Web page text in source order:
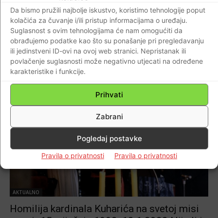
Da bismo pružili najbolje iskustvo, koristimo tehnologije poput
kolačića za čuvanje i/ili pristup informacijama o uređaju.
Suglasnost s ovim tehnologijama će nam omogućiti da
obrađujemo podatke kao što su ponašanje pri pregledavanju
ili jedinstveni ID-ovi na ovoj web stranici. Nepristanak ili
povlačenje suglasnosti može negativno utjecati na određene
karakteristike i funkcije.
Prihvati
Zabrani
Pogledaj postavke
Pravila o privatnosti Pravila o privatnosti
Svečana prisega pripadnika 134. brigade
ZNG-a RH
Braniteljski portal - 15.01.2022
AKTUALNO
Homilija kardinala Kuharića na svetoj misi